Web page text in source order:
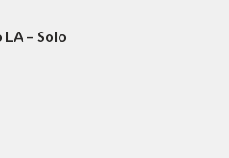
LA – Solo